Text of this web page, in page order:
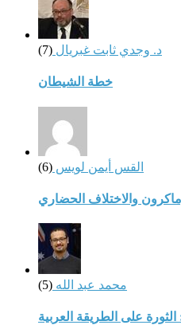
د. وجدي ثابت غبريال (7)
خطة الشيطان
القس أيمن لويس (6)
والاختلاف الحضاري
محمد عبد الله (5)
الثورة على الطريقة العربية